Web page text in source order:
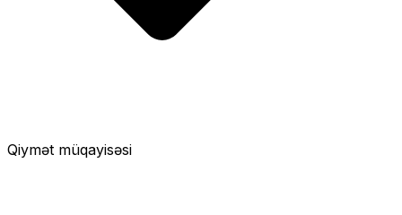
Qiymət müqayisəsi